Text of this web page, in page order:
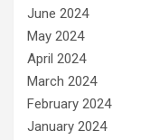
June 2024
May 2024
April 2024
March 2024
February 2024
January 2024